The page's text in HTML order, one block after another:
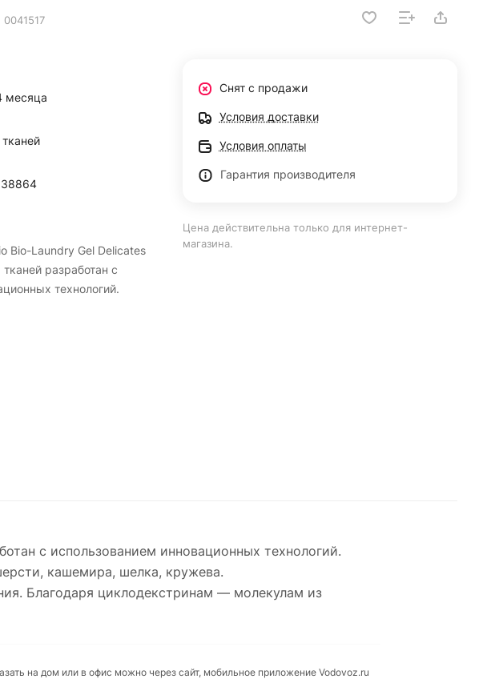
0041517
месяца
Bio-Laundry Gel Delicates
разработан с
технологий.
Снят с продажи
Условия доставки
Условия оплаты
Гарантия производителя
Цена действительна только для интернет-
магазина.
с использованием инновационных технологий.
кашемира, шелка, кружева.
Благодаря циклодекстринам — молекулам из
на дом или в офис можно через сайт, мобильное приложение Vodovoz.ru